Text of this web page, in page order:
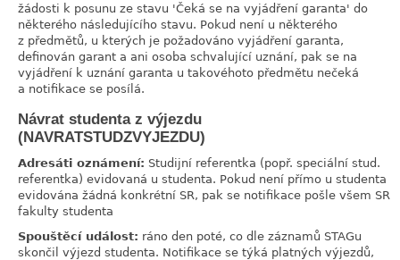
žádosti k posunu ze stavu 'Čeká se na vyjádření garanta' do
některého následujícího stavu. Pokud není u některého
z předmětů, u kterých je požadováno vyjádření garanta,
definován garant a ani osoba schvalující uznání, pak se na
vyjádření k uznání garanta u takovéhoto předmětu nečeká
a notifikace se posílá.
Návrat studenta z výjezdu
(NAVRATSTUDZVYJEZDU)
Adresáti oznámení: Studijní referentka (popř. speciální stud.
referentka) evidovaná u studenta. Pokud není přímo u studenta
evidována žádná konkrétní SR, pak se notifikace pošle všem SR
fakulty studenta
Spouštěcí událost: ráno den poté, co dle záznamů STAGu
skončil výjezd studenta. Notifikace se týká platných výjezdů,